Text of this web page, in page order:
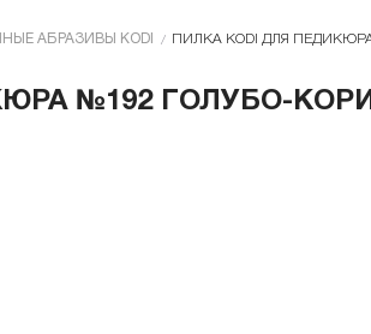
АБРАЗИВЫ KODI ПИЛКА КODI ДЛЯ
№192 ГОЛУБО-